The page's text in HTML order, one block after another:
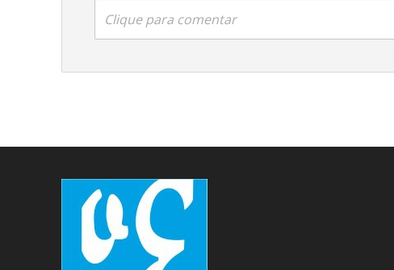
Clique para comentar